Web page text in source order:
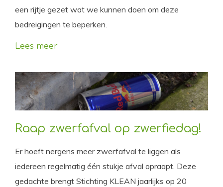
een rijtje gezet wat we kunnen doen om deze
bedreigingen te beperken.
Lees meer
Raap zwerfafval op zwerfiedag!
Er hoeft nergens meer zwerfafval te liggen als
iedereen regelmatig één stukje afval opraapt. Deze
gedachte brengt Stichting KLEAN jaarlijks op 20